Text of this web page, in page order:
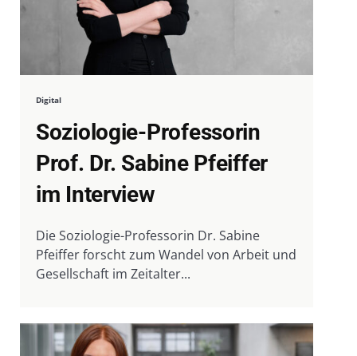
Digital
Soziologie-Professorin
Prof. Dr. Sabine Pfeiffer
im Interview
Die Soziologie-Professorin Dr. Sabine
Pfeiffer forscht zum Wandel von Arbeit und
Gesellschaft im Zeitalter...